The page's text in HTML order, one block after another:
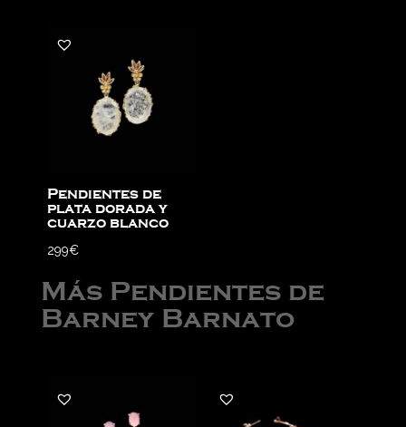
Pendientes de
plata dorada y
cuarzo blanco
299€
Más Pendientes de
Barney Barnato